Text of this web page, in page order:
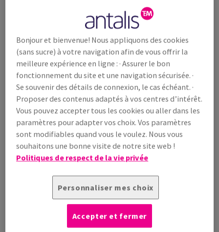
#600690
paquet(s)
− +
Pour votre première commande, la livraison est gratuite ! Expédition dans les 48 à 72 heures
Papier Olin Design Rough Bright White 300g/m² 1020mm x
720mm
#600687
Prix TTC
€ 3 393,48 20,18% OFF
WEB Prix promo TTC
€ 2 708,78
(220 kg )
EN STOCK
Bonjour et bienvenue! Nous appliquons des cookies
(sans sucre) à votre navigation afin de vous offrir la
meilleure expérience en ligne : · Assurer le bon
fonctionnement du site et une navigation sécurisée. ·
Se souvenir des détails de connexion, le cas échéant. ·
Proposer des contenus adaptés à vos centres d’intérêt.
Vous pouvez accepter tous les cookies ou aller dans les
paramètres pour adapter vos choix. Vos paramètres
sont modifiables quand vous le voulez. Nous vous
souhaitons une bonne visite de notre site web !
Politiques de respect de la vie privée
Personnaliser mes choix
Accepter et fermer